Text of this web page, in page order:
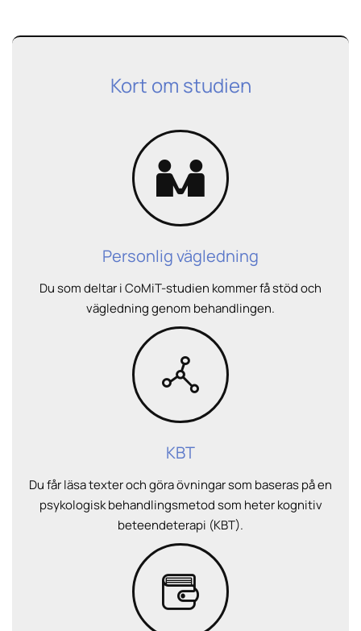
Kort om studien
Personlig vägledning
Du som deltar i CoMiT-studien kommer få stöd och
vägledning genom behandlingen.
KBT
Du får läsa texter och göra övningar som baseras på en
psykologisk behandlingsmetod som heter kognitiv
beteendeterapi (KBT).